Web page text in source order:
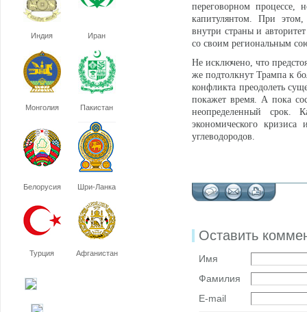
Индия Иран
Монголия Пакистан
Белорусия Шри-Ланка
Турция Афганистан
переговорном процессе,
капитулянтом. При этом,
внутри страны и
со своим региональным
Не исключено, что
же подтолкнут Трампа к
конфликта преодолеть
покажет время. А пока
неопределенный срок.
экономического кризиса
углеводородов.
Оставить
Имя
Фамилия
E-mail